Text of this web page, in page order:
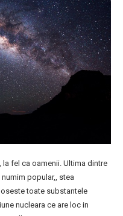
la fel ca oamenii. Ultima dintre
popular,, stea
toate substantele
nucleara ce are loc in